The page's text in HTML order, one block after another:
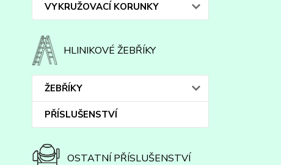
VYKRUŽOVACÍ KORUNKY
HLINIKOVÉ ŽEBŘÍKY
ŽEBŘÍKY
PŘÍSLUŠENSTVÍ
OSTATNÍ PŘÍSLUŠENSTVÍ